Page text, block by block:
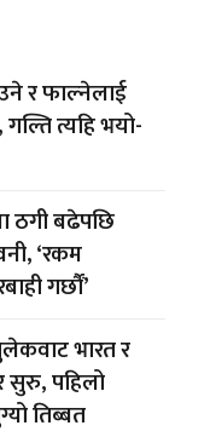
र फाल्नेलाई
त्यहि भयो-
ठगी बढेपछि
‘रकम
गर्छाैं’
भारत र
सुरु, पहिलो
तिब्बत